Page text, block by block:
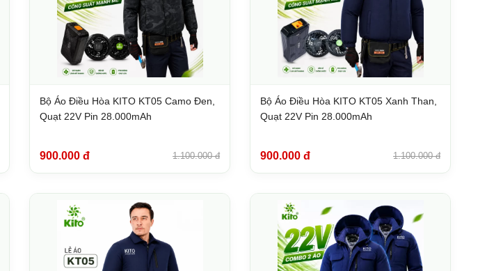
Bộ Áo Điều Hòa KITO KT05 Camo Đen,
Quạt 22V Pin 28.000mAh
900.000 đ 1.100.000 đ
Bộ Áo Điều Hòa KITO KT05 Xanh Than,
Quạt 22V Pin 28.000mAh
900.000 đ 1.100.000 đ